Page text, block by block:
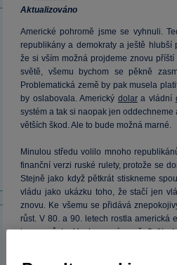
Aktualizováno
Americké pohromě jsme se vyhnuli.
republikány a demokraty a ještě hlubší
že si vším možná projdeme znovu
světě, všemu bychom se pěkně
Problematická země by pak musela
by oslabovala. Americký dolara vládní
systém a tak si naopak jen
větších škod. Ale to bude možná marné.
Minulou středu volilo mnoho
finanční verzi ruské rulety, protože se
Stejně jako když pětkrát stiskneme
vládu jako ukázku toho, že stačí jen
znovu. Ke všemu se přidává
růst. V 80. a 90. letech rostla americká
tempo růstu kleslo na úroveň 2 %.